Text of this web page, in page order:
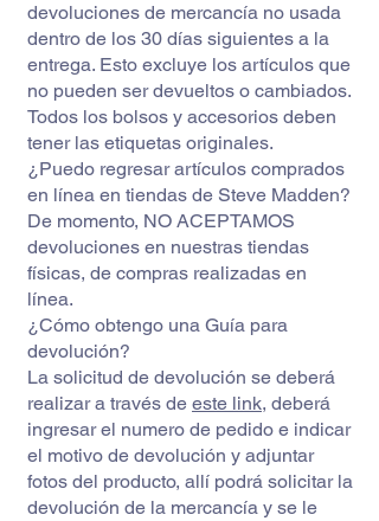
devoluciones de mercancía no usada
dentro de los 30 días siguientes a la
entrega. Esto excluye los artículos que
no pueden ser devueltos o cambiados.
Todos los bolsos y accesorios deben
tener las etiquetas originales.
¿Puedo regresar artículos comprados
en línea en tiendas de Steve Madden?
De momento, NO ACEPTAMOS
devoluciones en nuestras tiendas
físicas, de compras realizadas en
línea.
¿Cómo obtengo una Guía para
devolución?
La solicitud de devolución se deberá
realizar a través de este link, deberá
ingresar el numero de pedido e indicar
el motivo de devolución y adjuntar
fotos del producto, allí podrá solicitar la
devolución de la mercancía y se le